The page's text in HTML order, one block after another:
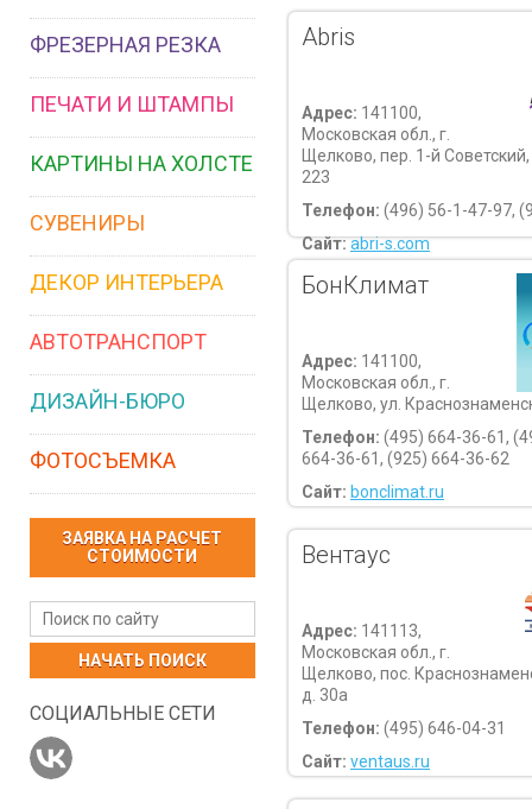
ФРЕЗЕРНАЯ РЕЗКА
ПЕЧАТИ И ШТАМПЫ
КАРТИНЫ НА ХОЛСТЕ
СУВЕНИРЫ
ДЕКОР ИНТЕРЬЕРА
АВТОТРАНСПОРТ
ДИЗАЙН-БЮРО
ФОТОСЪЕМКА
ЗАЯВКА НА РАСЧЕТ
СТОИМОСТИ
НАЧАТЬ ПОИСК
СОЦИАЛЬНЫЕ СЕТИ
Abris
Адрес: 141100,
Московская обл., г.
Щелково, пер. 1-й
223
Телефон: (496) 56-1-47-97,
Сайт:abri-s.com
БонКлимат
Адрес: 141100,
Московская обл., г.
Щелково, ул.
Телефон: (495) 664-36-61,
664-36-61, (925) 664-36-62
Сайт: bonclimat.ru
Вентаус
Адрес: 141113,
Московская обл., г.
Щелково, пос.
д. 30а
Телефон: (495) 646-04-31
Сайт: ventaus.ru